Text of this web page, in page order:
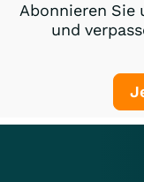
Abonnieren Sie
und